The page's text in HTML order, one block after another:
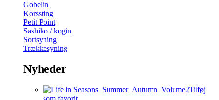
Gobelin
Korssting
Petit Point
Sashiko / kogin
Sortsyning
Trækkesyning
Nyheder
Tilføj